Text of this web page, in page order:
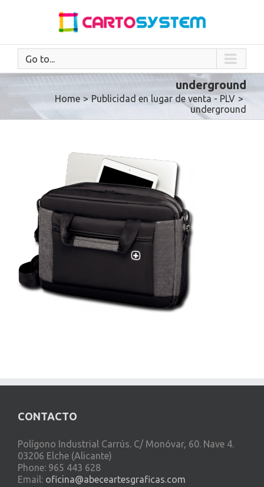
Go to...
underground
Home > Publicidad en lugar de venta - PLV >
underground
CONTACTO
Polígono Industrial Carrús. C/ Monóvar, 60. Nave 4.
03206 Elche (Alicante)
Phone: 965 443 628
Email: oficina@abeceartesgraficas.com